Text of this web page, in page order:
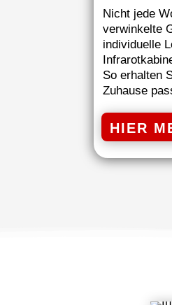
Nicht jede
verwinkelte
individuelle
So erhalten
Zuhause
HIER